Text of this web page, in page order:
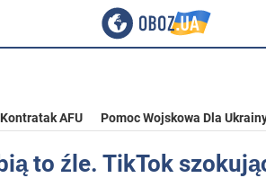
Kontratak AFU Pomoc Wojskowa Dla
to źle. TikTok